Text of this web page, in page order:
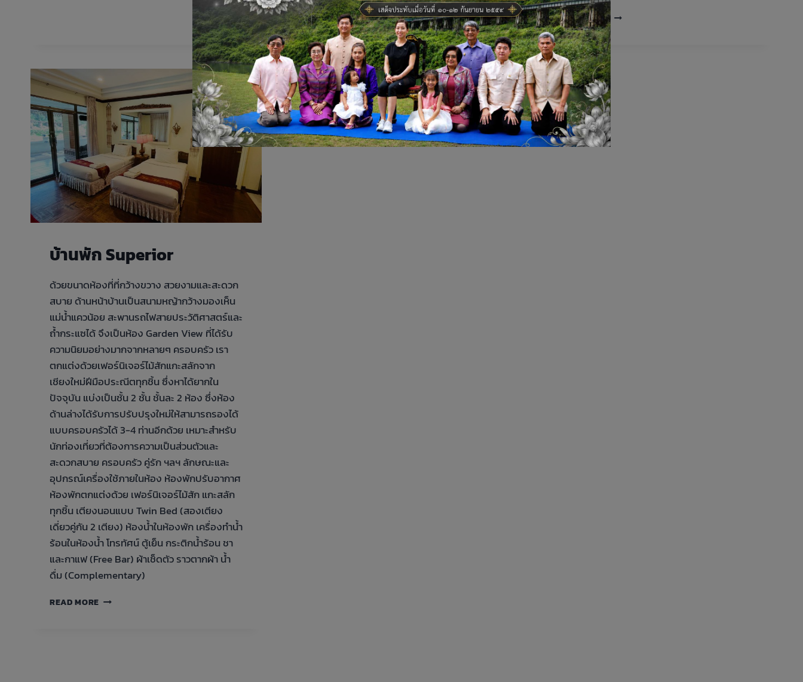
READ MOREแพ
พัก
DELUXE
บ้านพัก Superior
ด้วยขนาดห้องที่ที่กว้างขวาง สวยงามและสะดวก
สบาย ด้านหน้าบ้านเป็นสนามหญ้ากว้างมองเห็น
แม่น้ำแควน้อย สะพานรถไฟสายประวัติศาสตร์และ
ถ้ำกระแซได้ จึงเป็นห้อง Garden View ที่ได้รับ
ความนิยมอย่างมากจากหลายๆ ครอบครัว เรา
ตกแต่งด้วยเฟอร์นิเจอร์ไม้สักแกะสลักจาก
เชียงใหม่ฝีมือประณีตทุกชิ้น ซึ่งหาได้ยากใน
ปัจจุบัน แบ่งเป็นชั้น 2 ชั้น ชั้นละ 2 ห้อง ซึ่งห้อง
ด้านล่างได้รับการปรับปรุงใหม่ให้สามารถรองได้
แบบครอบครัวได้ 3-4 ท่านอีกด้วย เหมาะสำหรับ
นักท่องเที่ยวที่ต้องการความเป็นส่วนตัวและ
สะดวกสบาย ครอบครัว คู่รัก ฯลฯ ลักษณะและ
อุปกรณ์เครื่องใช้ภายในห้อง ห้องพักปรับอากาศ
ห้องพักตกแต่งด้วย เฟอร์นิเจอร์ไม้สัก แกะสลัก
ทุกชิ้น เตียงนอนแบบ Twin Bed (สองเตียง
เดี่ยวคู่กัน 2 เตียง) ห้องน้ำในห้องพัก เครื่องทำน้ำ
ร้อนในห้องน้ำ โทรทัศน์ ตู้เย็น กระติกน้ำร้อน ชา
และกาแฟ (Free Bar) ผ้าเช็ดตัว ราวตากผ้า น้ำ
ดื่ม (Complementary)
READ MORE บ้าน